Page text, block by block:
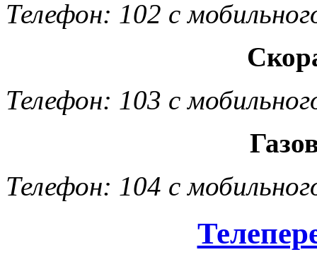
Телефон: 102 с
Телефон: 103 с
Телефон: 104 с